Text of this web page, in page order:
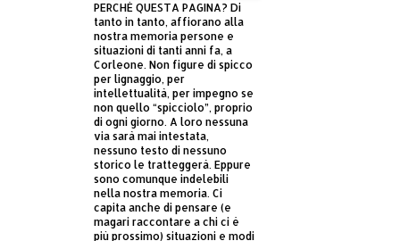
PERCHÈ QUESTA PAGINA? Di
tanto in tanto, affiorano alla
nostra memoria persone e
situazioni di tanti anni fa, a
Corleone. Non figure di spicco
per lignaggio, per
intellettualità, per impegno se
non quello “spicciolo”, proprio
di ogni giorno. A loro nessuna
via sarà mai intestata,
nessuno testo di nessuno
storico le tratteggerà. Eppure
sono comunque indelebili
nella nostra memoria. Ci
capita anche di pensare (e
magari raccontare a chi ci è
più prossimo) situazioni e modi